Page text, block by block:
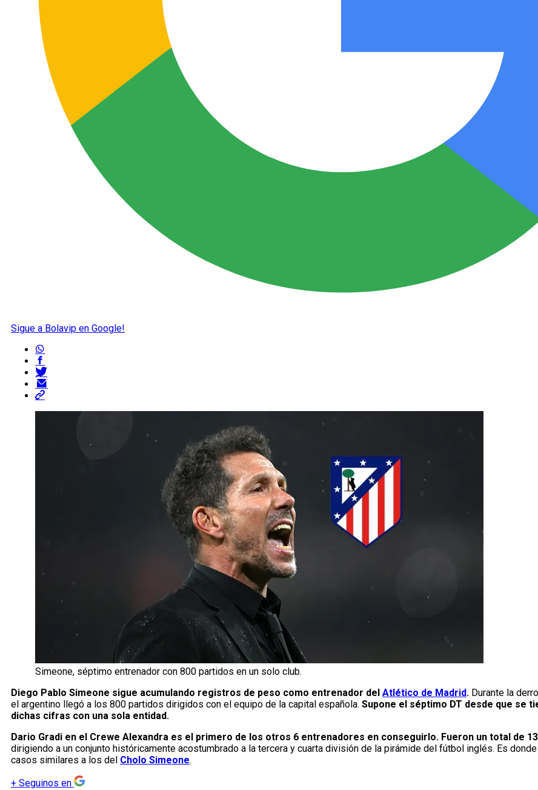
Sigue a Bolavip en Google!
Simeone, séptimo entrenador con 800 partidos en un solo club.
Diego Pablo Simeone sigue acumulando registros de peso como entrenador del Atlético de Madrid. Durante la
el argentino llegó a los 800 partidos dirigidos con el equipo de la capital española. Supone el séptimo DT desde que se
dichas cifras con una sola entidad.
Dario Gradi en el Crewe Alexandra es el primero de los otros 6 entrenadores en conseguirlo. Fueron un total de
dirigiendo a un conjunto históricamente acostumbrado a la tercera y cuarta división de la pirámide del fútbol inglés. Es
casos similares a los del Cholo Simeone.
+ Seguinos en